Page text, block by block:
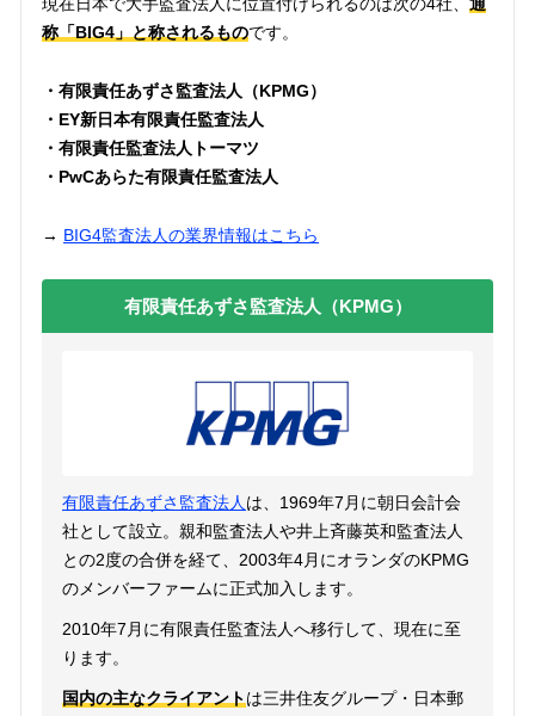
称「BIG4」と称されるものです。
・有限責任あずさ監査法人（KPMG）
・EY新日本有限責任監査法人
・有限責任監査法人トーマツ
・PwCあらた有限責任監査法人
→ BIG4監査法人の業界情報はこちら
有限責任あずさ監査法人（KPMG）
有限責任あずさ監査法人は、1969年7月に朝日会計会
社として設立。親和監査法人や井上斉藤英和監査法人
との2度の合併を経て、2003年4月にオランダのKPMG
のメンバーファームに正式加入します。
2010年7月に有限責任監査法人へ移行して、現在に至
ります。
国内の主なクライアントは三井住友グループ・日本郵